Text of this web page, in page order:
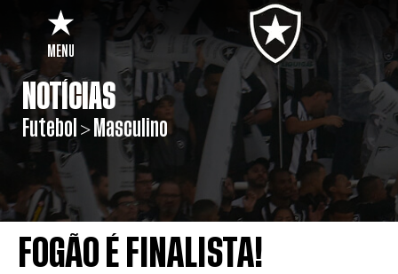
MENU
NOTÍCIAS
Futebol > Masculino
FOGÃO É FINALISTA!